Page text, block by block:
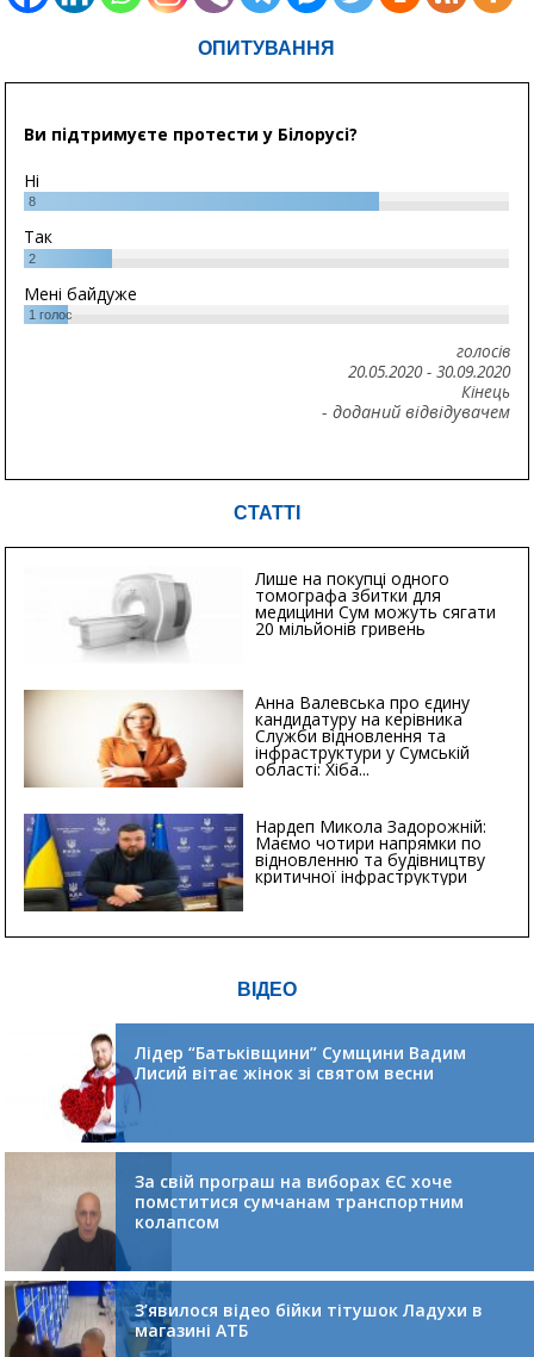
ОПИТУВАННЯ
Ви підтримуєте протести у Білорусі?
Ні
8
Так
2
Мені байдуже
1 голос
голосів
20.05.2020- 30.09.2020
Кінець
- доданий відвідувачем
СТАТТІ
Лише на покупці одного
томографа збитки для
медицини Сум можуть сягати
20 мільйонів гривень
Анна Валевська про єдину
кандидатуру на керівника
Служби відновлення та
інфраструктури у Сумській
області: Хіба...
Нардеп Микола Задорожній:
Маємо чотири напрямки по
відновленню та будівництву
критичної інфраструктури
ВІДЕО
Лідер “Батьківщини” Сумщини Вадим
Лисий вітає жінок зі святом весни
За свій програш на виборах ЄС хоче
помститися сумчанам транспортним
колапсом
З’явилося відео бійки тітушок Ладухи в
магазині АТБ